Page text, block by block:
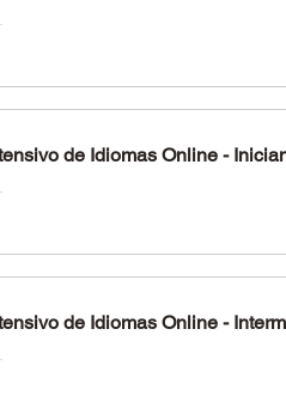
de Idiomas Online -
de Idiomas Online -